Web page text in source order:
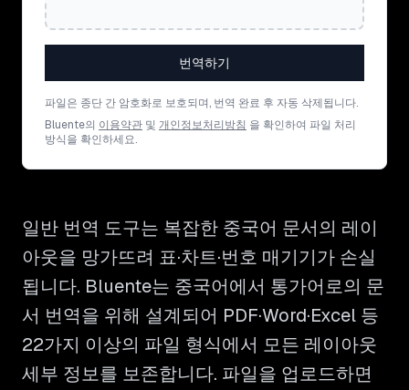
번역하기
파일은 종단 간 암호화로 보호되며, 번역 완료 후 자동 삭제됩니다.
Bluente의 이용약관 및 개인정보처리방침 을 확인하여 파일 처리
방식을 확인하세요.
일반 번역 도구는 복잡한 중국어 문서의 레이
아웃을 망가뜨려 표·차트·번호 매기기가 손실
됩니다. Bluente는 중국어에서 통가어로의 문
서 번역을 위해 설계되어 PDF·Word·Excel 등
22가지 이상의 파일 형식에서 모든 레이아웃
세부 정보를 보존합니다. 파일을 업로드하면